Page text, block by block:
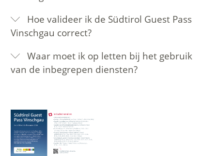
Hoe valideer ik de Südtirol Guest Pass
Vinschgau correct?
Waar moet ik op letten bij het gebruik
van de inbegrepen diensten?